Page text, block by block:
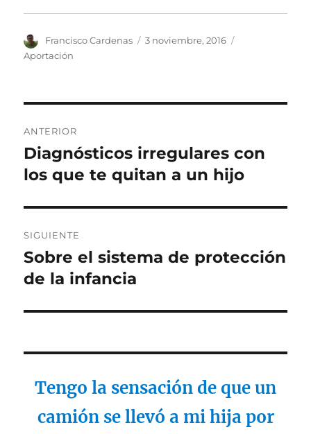
Autor
Francisco Cardenas
Publicado
3 noviembre, 2016
Aportación
de
entradas
ANTERIOR
Entrada
anterior:
Diagnósticos irregulares con
los que te quitan a un hijo
SIGUIENTE
Entrada
siguiente:
Sobre el sistema de protección
de la infancia
Tengo la sensación de que un
camión se llevó a mi hija por